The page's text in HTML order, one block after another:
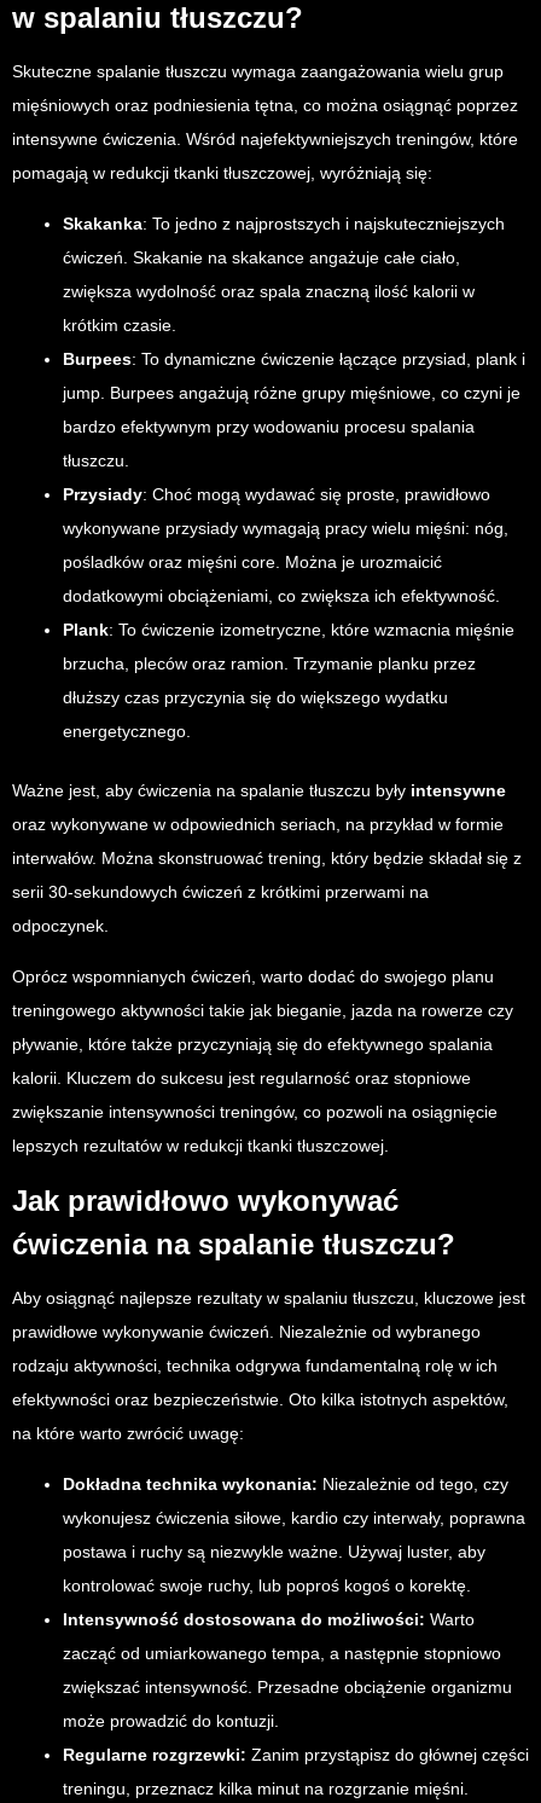
w spalaniu tłuszczu?
Skuteczne spalanie tłuszczu wymaga zaangażowania wielu grup
mięśniowych oraz podniesienia tętna, co można osiągnąć poprzez
intensywne ćwiczenia. Wśród najefektywniejszych treningów, które
pomagają w redukcji tkanki tłuszczowej, wyróżniają się:
Skakanka: To jedno z najprostszych i najskuteczniejszych
ćwiczeń. Skakanie na skakance angażuje całe ciało,
zwiększa wydolność oraz spala znaczną ilość kalorii w
krótkim czasie.
Burpees: To dynamiczne ćwiczenie łączące przysiad, plank i
jump. Burpees angażują różne grupy mięśniowe, co czyni je
bardzo efektywnym przy wodowaniu procesu spalania
tłuszczu.
Przysiady: Choć mogą wydawać się proste, prawidłowo
wykonywane przysiady wymagają pracy wielu mięśni: nóg,
pośladków oraz mięśni core. Można je urozmaicić
dodatkowymi obciążeniami, co zwiększa ich efektywność.
Plank: To ćwiczenie izometryczne, które wzmacnia mięśnie
brzucha, pleców oraz ramion. Trzymanie planku przez
dłuższy czas przyczynia się do większego wydatku
energetycznego.
Ważne jest, aby ćwiczenia na spalanie tłuszczu były intensywne
oraz wykonywane w odpowiednich seriach, na przykład w formie
interwałów. Można skonstruować trening, który będzie składał się z
serii 30-sekundowych ćwiczeń z krótkimi przerwami na
odpoczynek.
Oprócz wspomnianych ćwiczeń, warto dodać do swojego planu
treningowego aktywności takie jak bieganie, jazda na rowerze czy
pływanie, które także przyczyniają się do efektywnego spalania
kalorii. Kluczem do sukcesu jest regularność oraz stopniowe
zwiększanie intensywności treningów, co pozwoli na osiągnięcie
lepszych rezultatów w redukcji tkanki tłuszczowej.
Jak prawidłowo wykonywać
ćwiczenia na spalanie tłuszczu?
Aby osiągnąć najlepsze rezultaty w spalaniu tłuszczu, kluczowe jest
prawidłowe wykonywanie ćwiczeń. Niezależnie od wybranego
rodzaju aktywności, technika odgrywa fundamentalną rolę w ich
efektywności oraz bezpieczeństwie. Oto kilka istotnych aspektów,
na które warto zwrócić uwagę:
Dokładna technika wykonania: Niezależnie od tego, czy
wykonujesz ćwiczenia siłowe, kardio czy interwały, poprawna
postawa i ruchy są niezwykle ważne. Używaj luster, aby
kontrolować swoje ruchy, lub poproś kogoś o korektę.
Intensywność dostosowana do możliwości: Warto
zacząć od umiarkowanego tempa, a następnie stopniowo
zwiększać intensywność. Przesadne obciążenie organizmu
może prowadzić do kontuzji.
Regularne rozgrzewki: Zanim przystąpisz do głównej części
treningu, przeznacz kilka minut na rozgrzanie mięśni.